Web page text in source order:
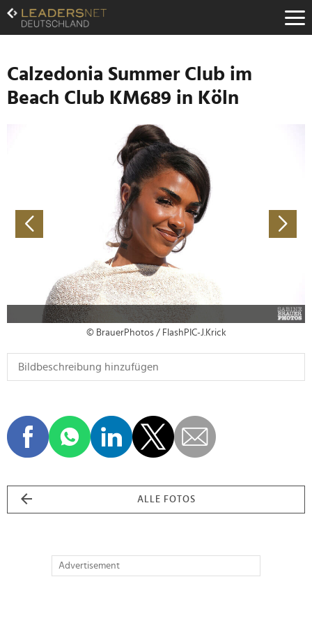
Zum
Inhalt
Zur
Navigation
Zur
Hauptnavigation
Calzedonia Summer Club im
Beach Club KM689 in Köln
© BrauerPhotos / FlashPIC-J.Krick
ALLE FOTOS
Advertisement